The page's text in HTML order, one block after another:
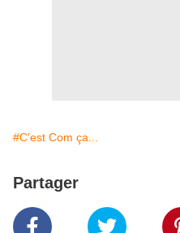
#C'est Com ça...
Partager